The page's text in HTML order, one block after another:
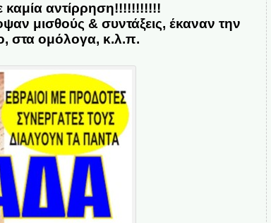
καμία αντίρρηση!!!!!!!!!!!
μισθούς & συντάξεις, έκαναν την
στα ομόλογα, κ.λ.π.